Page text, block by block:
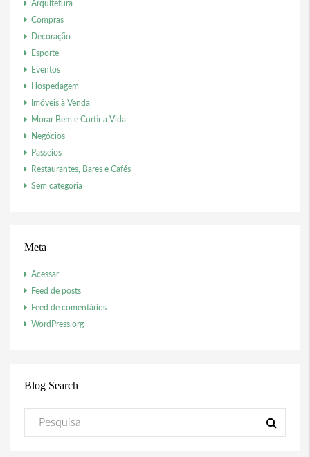
Arquitetura
Compras
Decoração
Esporte
Eventos
Hospedagem
Imóveis à Venda
Morar Bem e Curtir a Vida
Negócios
Passeios
Restaurantes, Bares e Cafés
Sem categoria
Meta
Acessar
Feed de posts
Feed de comentários
WordPress.org
Blog Search